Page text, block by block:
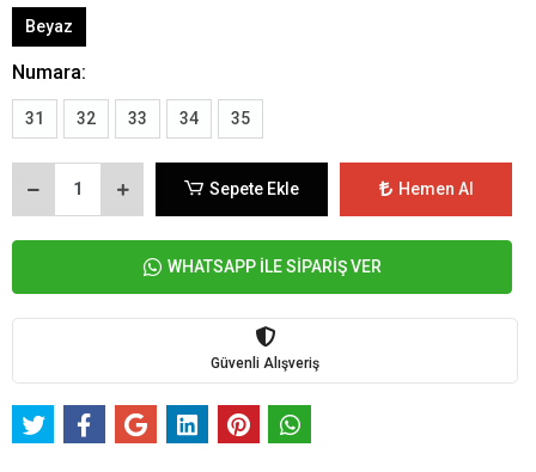
Beyaz
Numara:
31 32 33 34 35
Sepete Ekle Hemen Al
WHATSAPP İLE SİPARİŞ VER
Güvenli Alışveriş